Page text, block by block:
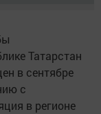
Татарстан
в сентябре
с
в регионе